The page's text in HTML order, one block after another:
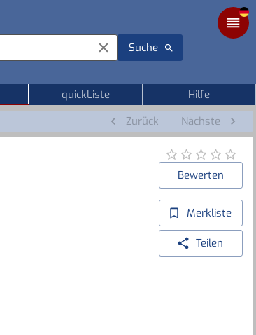
Suche
quickListe
Hilfe
Zurück Nächste
Bewerten
Merkliste
Teilen